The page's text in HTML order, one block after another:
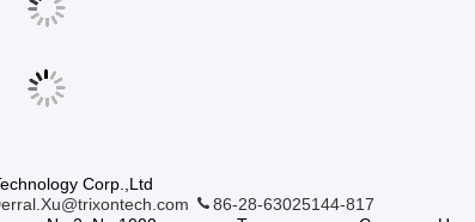
Corp.,Ltd
86-28-63025144-817